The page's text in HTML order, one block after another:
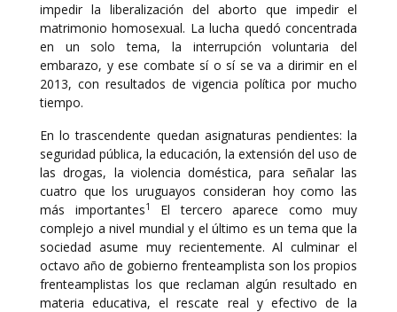
impedir la liberalización del aborto que impedir el
matrimonio homosexual. La lucha quedó concentrada
en un solo tema, la interrupción voluntaria del
embarazo, y ese combate sí o sí se va a dirimir en el
2013, con resultados de vigencia política por mucho
tiempo.
En lo trascendente quedan asignaturas pendientes: la
seguridad pública, la educación, la extensión del uso de
las drogas, la violencia doméstica, para señalar las
cuatro que los uruguayos consideran hoy como las
más importantes1
El tercero aparece como muy
complejo a nivel mundial y el último es un tema que la
sociedad asume muy recientemente. Al culminar el
octavo año de gobierno frenteamplista son los propios
frenteamplistas los que reclaman algún resultado en
materia educativa, el rescate real y efectivo de la